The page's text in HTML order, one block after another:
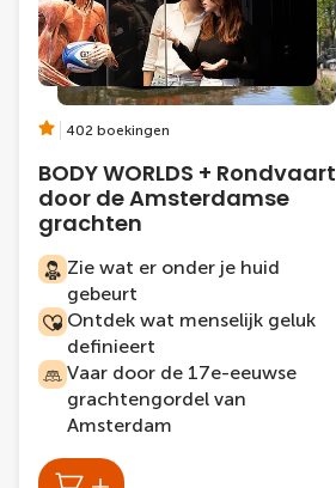
402 boekingen
BODY WORLDS + Rondvaart
door de Amsterdamse
grachten
Zie wat er onder je huid
gebeurt
Ontdek wat menselijk geluk
definieert
Vaar door de 17e-eeuwse
grachtengordel van
Amsterdam